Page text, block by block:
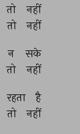
तो
नहीं
तो नहीं
न
सके
तो नहीं
रहता
है
तो नहीं